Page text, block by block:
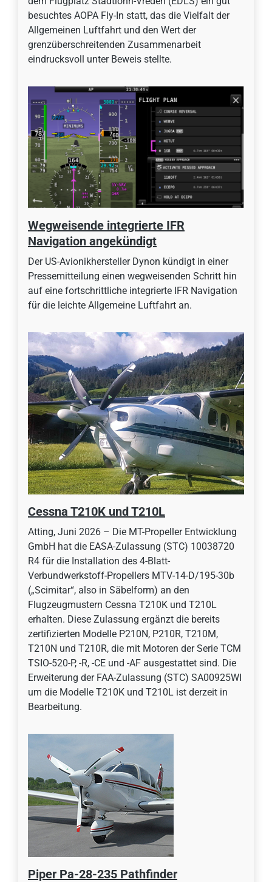
besuchtes AOPA Fly-In statt, das die Vielfalt der
Allgemeinen Luftfahrt und den Wert der
grenzüberschreitenden Zusammenarbeit
eindrucksvoll unter Beweis stellte.
Wegweisende integrierte IFR
Navigation angekündigt
Der US-Avionikhersteller Dynon kündigt in einer
Pressemitteilung einen wegweisenden Schritt hin
auf eine fortschrittliche integrierte IFR Navigation
für die leichte Allgemeine Luftfahrt an.
Cessna T210K und T210L
Atting, Juni 2026 – Die MT-Propeller Entwicklung
GmbH hat die EASA-Zulassung (STC) 10038720
R4 für die Installation des 4-Blatt-
Verbundwerkstoff-Propellers MTV-14-D/195-30b
(„Scimitar“, also in Säbelform) an den
Flugzeugmustern Cessna T210K und T210L
erhalten. Diese Zulassung ergänzt die bereits
zertifizierten Modelle P210N, P210R, T210M,
T210N und T210R, die mit Motoren der Serie TCM
TSIO-520-P, -R, -CE und -AF ausgestattet sind. Die
Erweiterung der FAA-Zulassung (STC) SA00925WI
um die Modelle T210K und T210L ist derzeit in
Bearbeitung.
Piper Pa-28-235 Pathfinder